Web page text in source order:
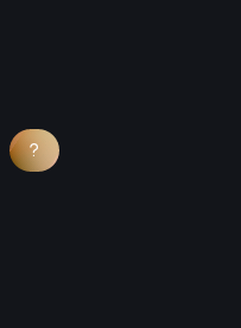
?